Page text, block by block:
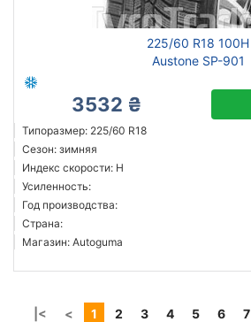
225/60 R18 100H
Austone SP-901
3532 ₴
Типоразмер: 225/60 R18
Сезон: зимняя
Индекс скорости: H
Усиленность:
Год производства:
Страна:
Магазин: Autoguma
|< < 1 2 3 4 5 6 7